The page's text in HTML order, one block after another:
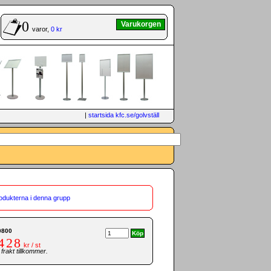
Varukorgen
0 varor,0 kr
|startsida kfc.se/golvställ
i denna grupp
kr / st
tillkommer.